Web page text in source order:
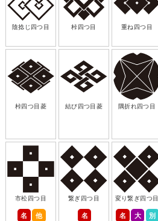
陰捻じ四つ目 桛四つ目 重ね四つ目
桛四つ目菱 結び四つ目菱 隅折れ四つ目
市松四つ目
名 他
繋ぎ四つ目
名
変り繋ぎ四つ目
名 大 別